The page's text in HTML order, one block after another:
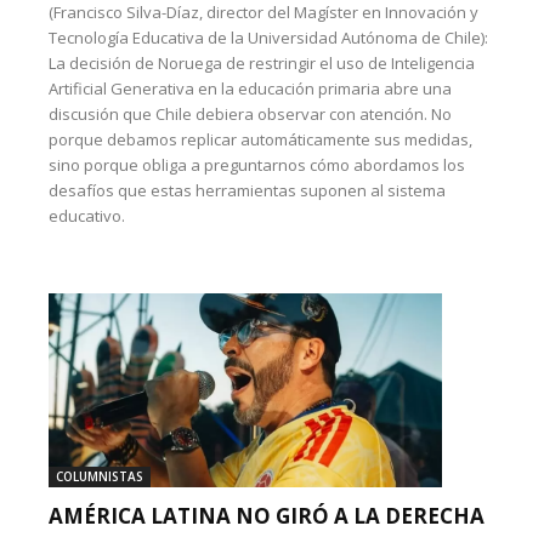
(Francisco Silva-Díaz, director del Magíster en Innovación y
Tecnología Educativa de la Universidad Autónoma de Chile):
La decisión de Noruega de restringir el uso de Inteligencia
Artificial Generativa en la educación primaria abre una
discusión que Chile debiera observar con atención. No
porque debamos replicar automáticamente sus medidas,
sino porque obliga a preguntarnos cómo abordamos los
desafíos que estas herramientas suponen al sistema
educativo.
COLUMNISTAS
AMÉRICA LATINA NO GIRÓ A LA DERECHA